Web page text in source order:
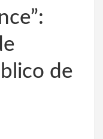
de